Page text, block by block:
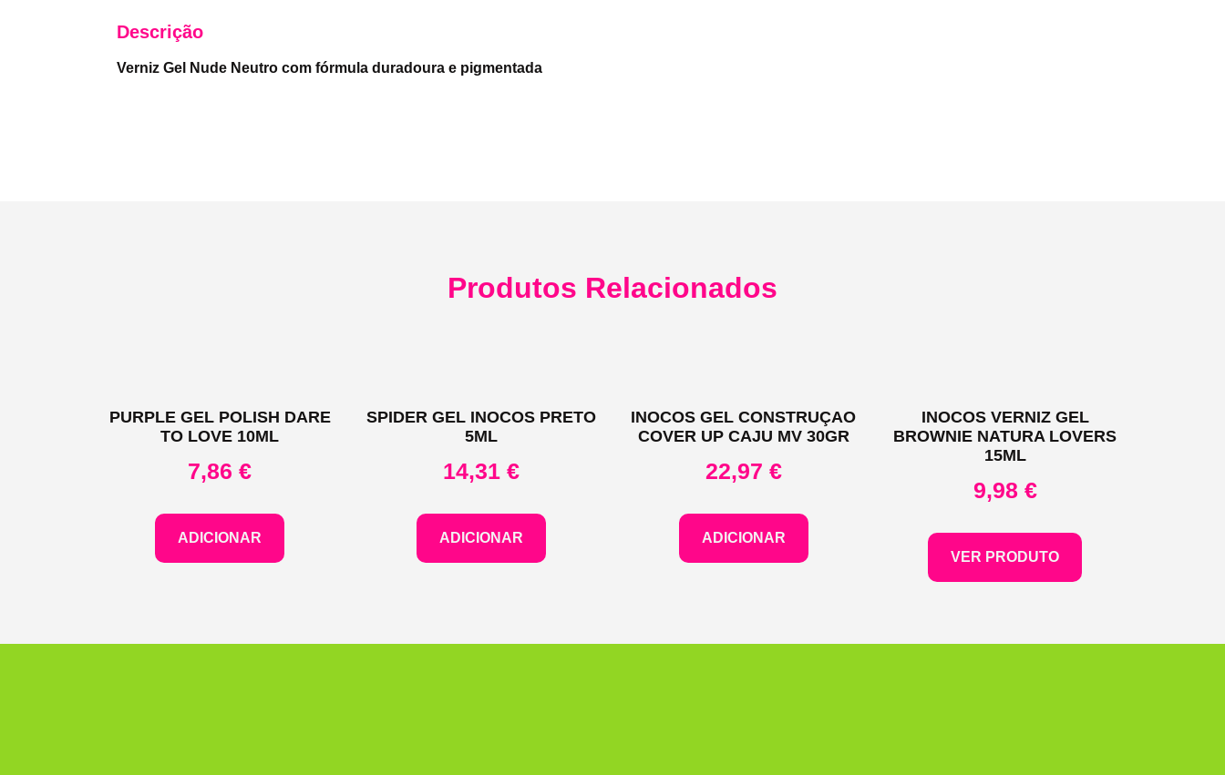
Descrição
Verniz Gel Nude Neutro com fórmula duradoura e pigmentada
Produtos Relacionados
PURPLE GEL POLISH DARE
TO LOVE 10ML
7,86€
ADICIONAR
SPIDER GEL INOCOS PRETO
5ML
14,31€
ADICIONAR
INOCOS GEL CONSTRUÇAO
COVER UP CAJU MV 30GR
22,97 €
ADICIONAR
INOCOS VERNIZ GEL
BROWNIE NATURA LOVERS
15ML
9,98 €
VER PRODUTO